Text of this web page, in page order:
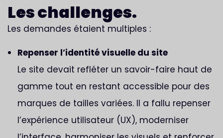
Leschallenges.
Les demandes étaient multiples :
Repenser l’identité visuelle du site
Le site devait refléter un savoir-faire haut de
gamme tout en restant accessible pour des
marques de tailles variées. Il a fallu repenser
l’expérience utilisateur (UX), moderniser